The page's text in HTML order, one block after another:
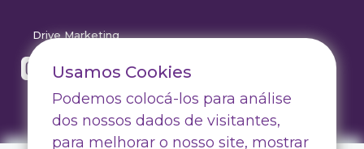
Drive Marketing
Usamos Cookies
Podemos colocá-los para análise
dos nossos dados de visitantes,
para melhorar o nosso site, mostrar